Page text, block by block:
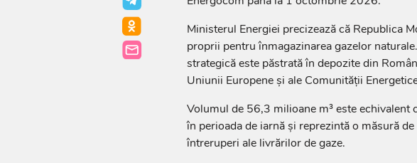
Ministerul Energiei precizează că Republica
proprii pentru înmagazinarea gazelor
strategică este păstrată în depozite din
Uniunii Europene și ale Comunității
Volumul de 56,3 milioane m³ este echivalent
în perioada de iarnă și reprezintă o măsură
întreruperi ale livrărilor de gaze.